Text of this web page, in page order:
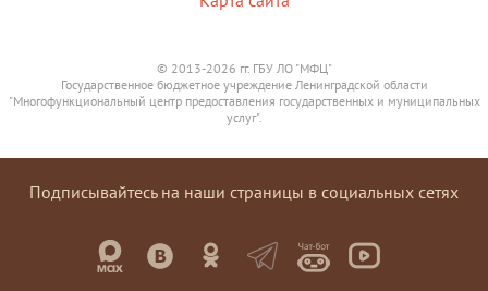
© 2013-2026 гг. ГБУ ЛО "МФЦ"
Государственное бюджетное учреждение Ленинградской области
"Многофункциональный центр предоставления государственных и муниципальных
услуг".
Подписывайтесь на наши страницы в социальных сетях